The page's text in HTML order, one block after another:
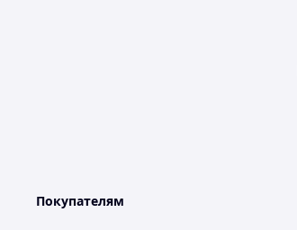
Покупателям